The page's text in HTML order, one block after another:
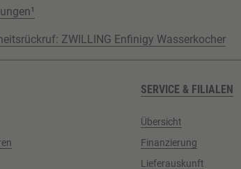
ZWILLING Enfinigy Wasserkocher
SERVICE & FILIALEN
Übersicht
Finanzierung
Lieferauskunft